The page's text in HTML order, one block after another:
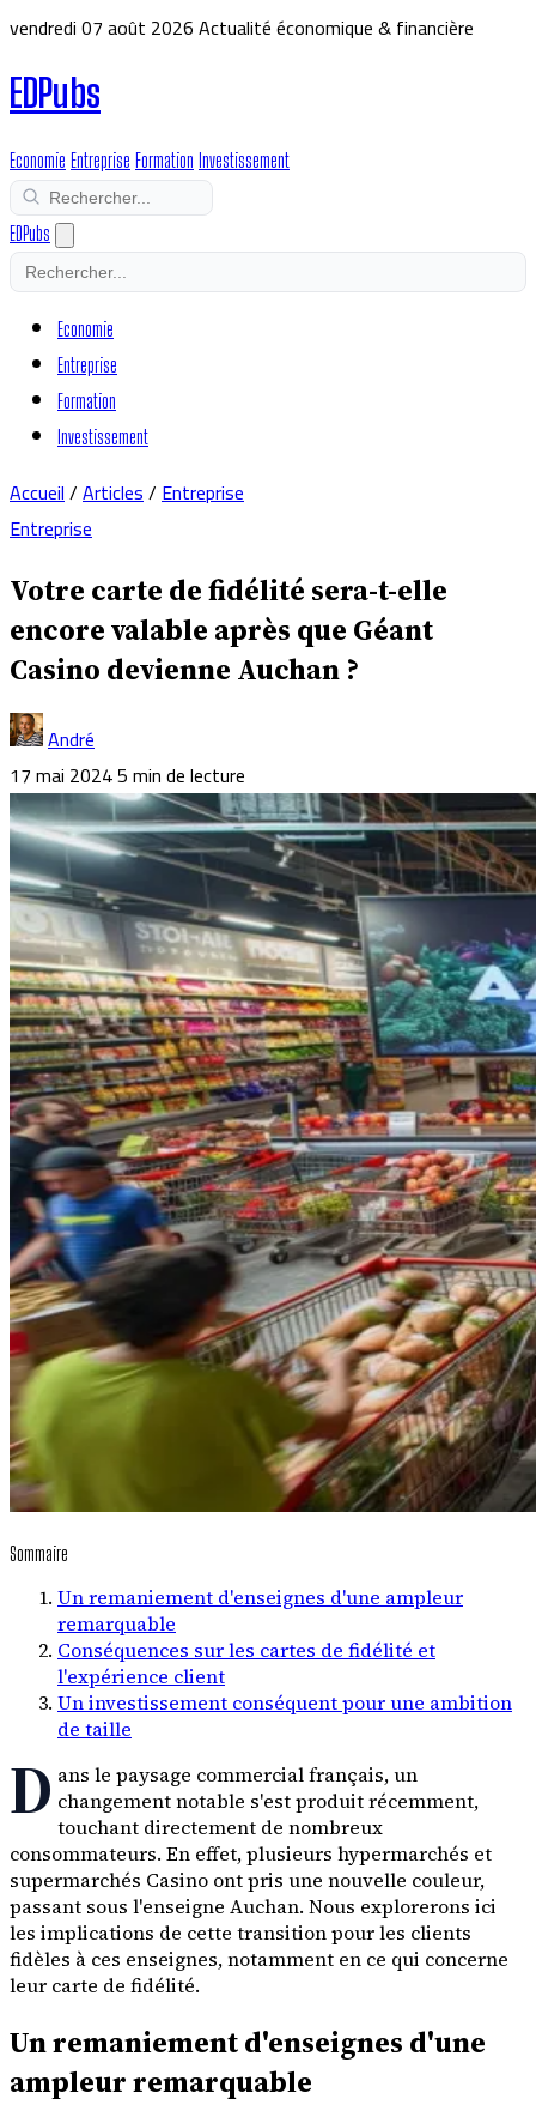
vendredi 07 août 2026Actualité économique & financière
EDPubs
Economie Entreprise Formation Investissement
EDPubs
Economie
Entreprise
Formation
Investissement
Accueil/Articles/Entreprise
Entreprise
Votre carte de fidélité sera-t-elle
encore valable après que Géant
Casino devienne Auchan ?
André
17 mai 20245 min de lecture
Sommaire
Un remaniement d'enseignes d'une ampleur
remarquable
Conséquences sur les cartes de fidélité et
l'expérience client
Un investissement conséquent pour une ambition
de taille
D ans le paysage commercial français, un
changement notable s'est produit récemment,
touchant directement de nombreux
consommateurs. En effet, plusieurs hypermarchés et
supermarchés Casino ont pris une nouvelle couleur,
passant sous l'enseigne Auchan. Nous explorerons ici
les implications de cette transition pour les clients
fidèles à ces enseignes, notamment en ce qui concerne
leur carte de fidélité.
Un remaniement d'enseignes d'une
ampleur remarquable